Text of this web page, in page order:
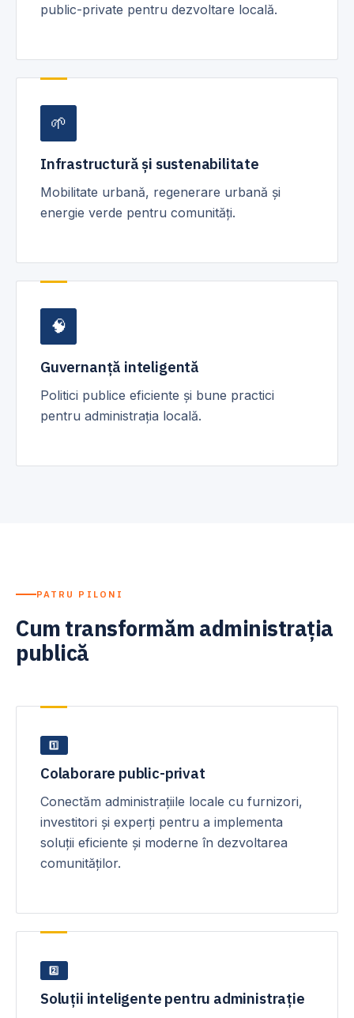
public-private pentru dezvoltare locală.
🌱
Infrastructură și sustenabilitate
Mobilitate urbană, regenerare urbană și
energie verde pentru comunități.
🧠
Guvernanță inteligentă
Politici publice eficiente și bune practici
pentru administrația locală.
PATRU PILONI
Cum transformăm administrația
publică
1️⃣
Colaborare public-privat
Conectăm administrațiile locale cu furnizori,
investitori și experți pentru a implementa
soluții eficiente și moderne în dezvoltarea
comunităților.
2️⃣
Soluții inteligente pentru administrație